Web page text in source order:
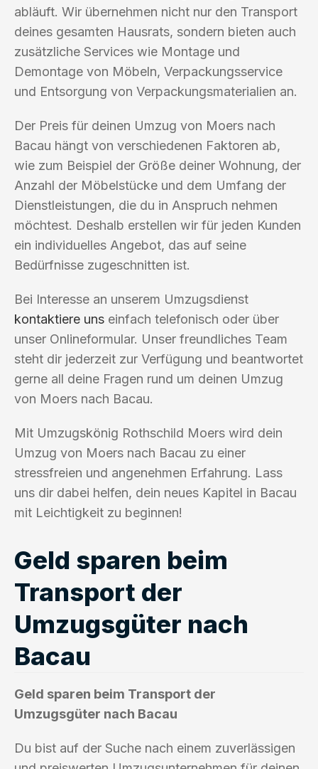
abläuft. Wir übernehmen nicht nur den Transport
deines gesamten Hausrats, sondern bieten auch
zusätzliche Services wie Montage und
Demontage von Möbeln, Verpackungsservice
und Entsorgung von Verpackungsmaterialien an.
Der Preis für deinen Umzug von Moers nach
Bacau hängt von verschiedenen Faktoren ab,
wie zum Beispiel der Größe deiner Wohnung, der
Anzahl der Möbelstücke und dem Umfang der
Dienstleistungen, die du in Anspruch nehmen
möchtest. Deshalb erstellen wir für jeden Kunden
ein individuelles Angebot, das auf seine
Bedürfnisse zugeschnitten ist.
Bei Interesse an unserem Umzugsdienst
kontaktiere uns einfach telefonisch oder über
unser Onlineformular. Unser freundliches Team
steht dir jederzeit zur Verfügung und beantwortet
gerne all deine Fragen rund um deinen Umzug
von Moers nach Bacau.
Mit Umzugskönig Rothschild Moers wird dein
Umzug von Moers nach Bacau zu einer
stressfreien und angenehmen Erfahrung. Lass
uns dir dabei helfen, dein neues Kapitel in Bacau
mit Leichtigkeit zu beginnen!
Geld sparen beim
Transport der
Umzugsgüter nach
Bacau
Geld sparen beim Transport der
Umzugsgüter nach Bacau
Du bist auf der Suche nach einem zuverlässigen